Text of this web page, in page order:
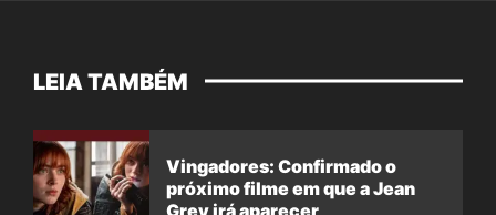
LEIA TAMBÉM
Vingadores: Confirmado o
próximo filme em que a Jean
Grey irá aparecer